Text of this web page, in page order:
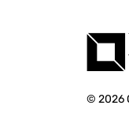
© 2026